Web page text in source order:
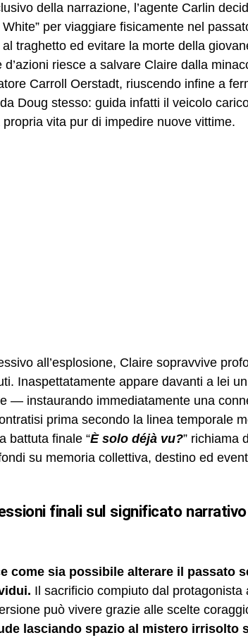
della narrazione, l’agente Carlin
White” per viaggiare fisicamente nel
al traghetto ed evitare la morte della
d’azioni riesce a salvare Claire dalla
Carroll Oerstadt, riuscendo infine a
Doug stesso: guida infatti il veicolo
vita pur di impedire nuove vittime.
all’esplosione, Claire sopravvive
Inaspettatamente appare davanti a lei
— instaurando immediatamente una
prima secondo la linea temporale
battuta finale “È solo déjà vu?” richiama
su memoria collettiva, destino ed
finali sul significato narrativo
come sia possibile alterare il passato
Il sacrificio compiuto dal
può vivere grazie alle scelte
lasciando spazio al mistero irrisolto